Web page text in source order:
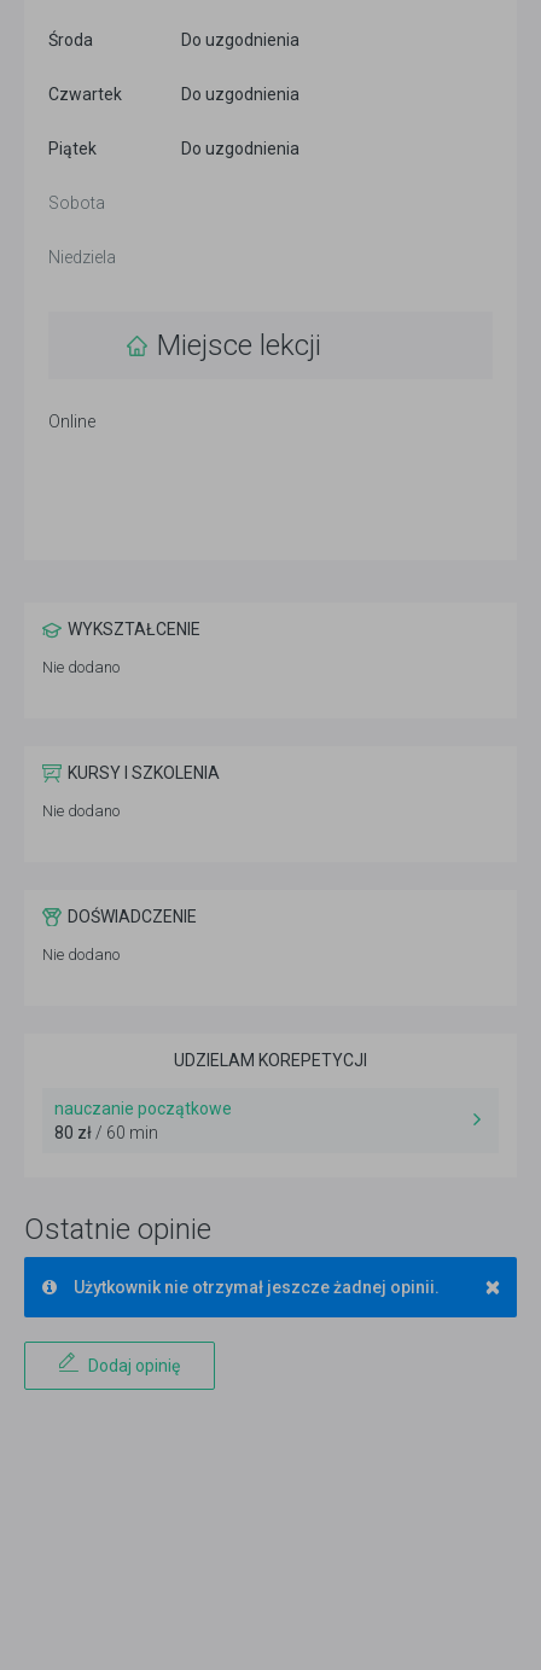
Środa Do uzgodnienia
Czwartek Do uzgodnienia
Piątek Do uzgodnienia
Sobota
Niedziela
Miejsce lekcji
Online
WYKSZTAŁCENIE
Nie dodano
KURSY I SZKOLENIA
Nie dodano
DOŚWIADCZENIE
Nie dodano
UDZIELAM KOREPETYCJI
nauczanie początkowe
80 zł / 60 min
Ostatnie opinie
×
Użytkownik nie otrzymał jeszcze żadnej opinii.
Dodaj opinię